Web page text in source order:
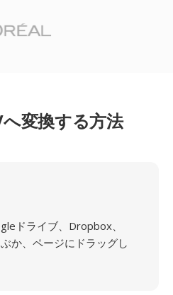
変換する方法
ドライブ、Dropbox、
か、ページにドラッグし